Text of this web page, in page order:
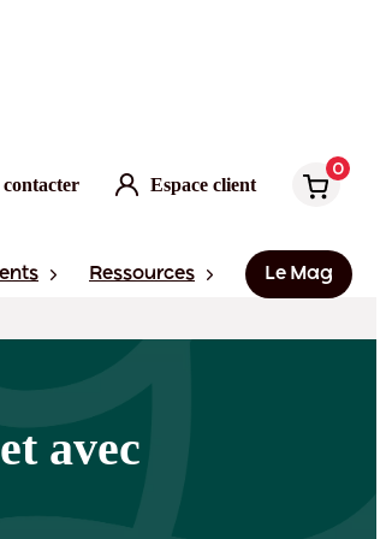
contacter Espace client
0
Ressources Le Mag
avec